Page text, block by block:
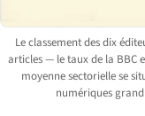
Le classement des dix
articles — le taux de la BBC
moyenne sectorielle se
numériques